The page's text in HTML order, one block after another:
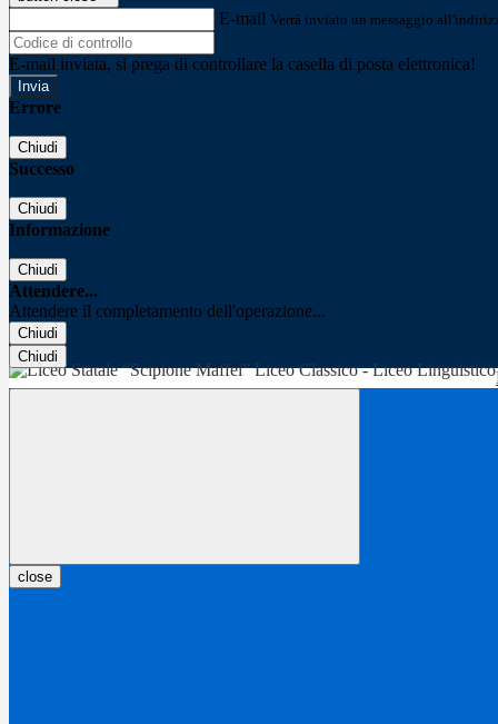
E-mail Verrà inviato un messaggio
E-mail inviata, si prega di controllare la casella di posta elettronica!
Errore
Chiudi
Successo
Chiudi
Informazione
Chiudi
Attendere...
Attendere il completamento dell'operazione...
Chiudi
Chiudi
close